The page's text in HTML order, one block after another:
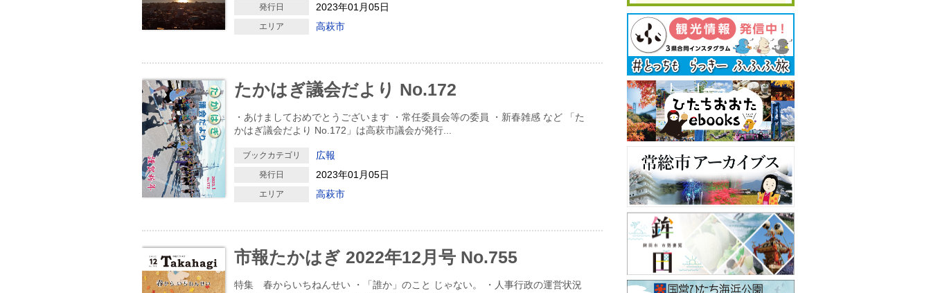
発行日 2023年01月05日
エリア 高萩市
たかはぎ議会だより No.172
・あけましておめでとうございます ・常任委員会等の委員 ・新春雑感 など 「た
かはぎ議会だより No.172」は高萩市議会が発行...
ブックカテゴリ 広報
発行日 2023年01月05日
エリア 高萩市
市報たかはぎ 2022年12月号 No.755
特集 春からいちねんせい ・「誰か」のこと じゃない。 ・人事行政の運営状況